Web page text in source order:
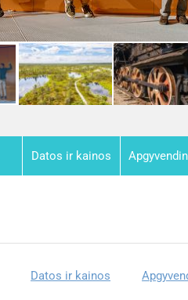
Datos ir kainos
Datos ir kainos